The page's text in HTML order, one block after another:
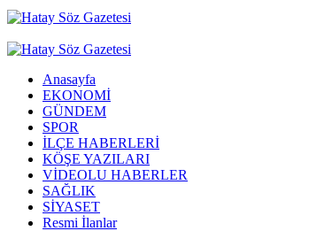
Anasayfa
EKONOMİ
GÜNDEM
SPOR
İLÇE HABERLERİ
KÖŞE YAZILARI
VİDEOLU HABERLER
SAĞLIK
SİYASET
Resmi İlanlar